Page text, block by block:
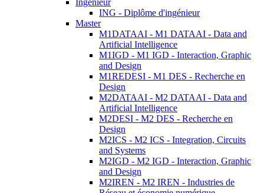
Ingénieur
ING - Diplôme d'ingénieur
Master
M1DATAAI - M1 DATAAI - Data and
Artificial Intelligence
M1IGD - M1 IGD - Interaction, Graphic
and Design
M1REDESI - M1 DES - Recherche en
Design
M2DATAAI - M2 DATAAI - Data and
Artificial Intelligence
M2DESI - M2 DES - Recherche en
Design
M2ICS - M2 ICS - Integration, Circuits
and Systems
M2IGD - M2 IGD - Interaction, Graphic
and Design
M2IREN - M2 IREN - Industries de